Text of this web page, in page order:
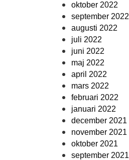
oktober 2022
september 2022
augusti 2022
juli 2022
juni 2022
maj 2022
april 2022
mars 2022
februari 2022
januari 2022
december 2021
november 2021
oktober 2021
september 2021